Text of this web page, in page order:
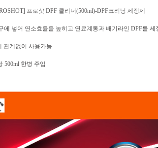
프로샷 DPF 클리너(500ml)-DPF크리닝 세정제
에 넣어 연소효율을 높히고 연료계통과 배기라인 DPF를 세
관계없이 사용가능
500ml 한병 주입